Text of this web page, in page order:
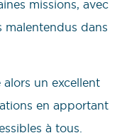
missions, avec
malentendus dans
un excellent
en apportant
à tous.